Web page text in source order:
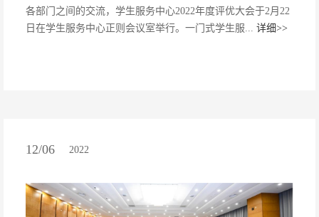
各部门之间的交流，学生服务中心2022年度评优大会于2月22
日在学生服务中心正则会议室举行。一门式学生服... 详细>>
12/06 2022